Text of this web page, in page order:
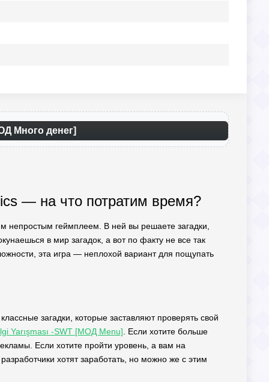
Много денег]
— на что потратим время?
непростым геймплеем. В ней вы решаете загадки,
в мир загадок, а вот по факту не все так
эта игра — неплохой вариант для пощупать
загадки, которые заставляют проверять свой
Yarışması -SWT [МОД Menu] . Если хотите больше
Если хотите пройти уровень, а вам на
хотят заработать, но можно же с этим